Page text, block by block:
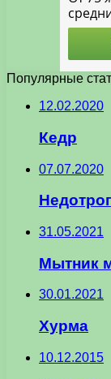
Популярные
12.02.2020
Кедр
07.07.2020
31.05.2021
Мытник
30.01.2021
Хурма
10.12.2015